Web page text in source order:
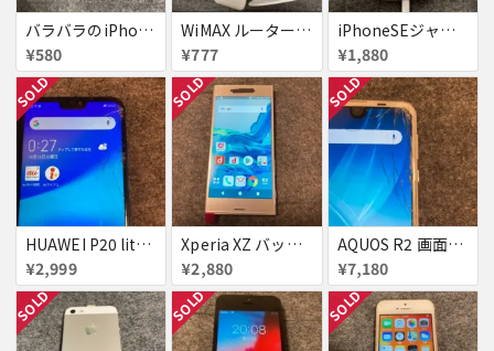
バラバラのiPhone5s
¥580
WiMAX ルーター URoad Home
¥777
iPhoneSEジャンク
¥1,880
SOLD
HUAWEI P20 lite画面割れ
¥2,999
SOLD
Xperia XZ バッテリーなし 交換画面付き
¥2,880
SOLD
AQUOS R2 画面割れ
¥7,180
SOLD SOLD SOLD